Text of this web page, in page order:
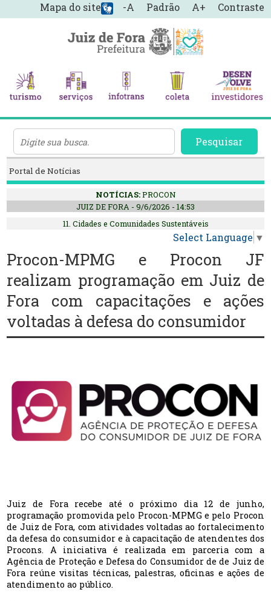
-A Padrão A+ Contraste
Mapa do site
Pesquisar
Portal de Notícias
NOTÍCIAS:PROCON
JUIZ DE FORA - 9/6/2026 - 14:53
11. Cidades e Comunidades Sustentáveis
Select Language ▼
Procon-MPMG e Procon JF
realizam programação em Juiz de
Fora com capacitações e ações
voltadas à defesa do consumidor
Juiz de Fora recebe até o próximo dia 12 de junho,
programação promovida pelo Procon-MPMG e pelo Procon
de Juiz de Fora, com atividades voltadas ao fortalecimento
da defesa do consumidor e à capacitação de atendentes dos
Procons. A iniciativa é realizada em parceria com a
Agência de Proteção e Defesa do Consumidor de de Juiz de
Fora reúne visitas técnicas, palestras, oficinas e ações de
atendimento ao público.